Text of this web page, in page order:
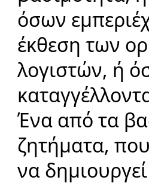
όσων
έκθεση των
λογιστών, ή
Ένα από τα
ζητήματα,
να δημιουργεί